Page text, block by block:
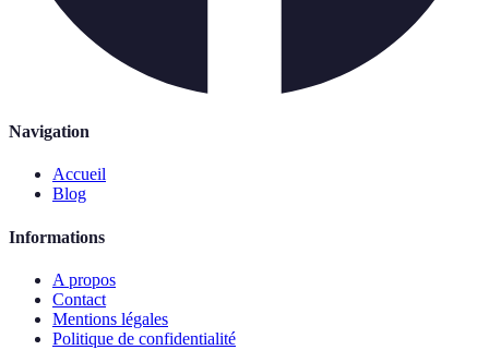
Navigation
Accueil
Blog
Informations
A propos
Contact
Mentions légales
Politique de confidentialité